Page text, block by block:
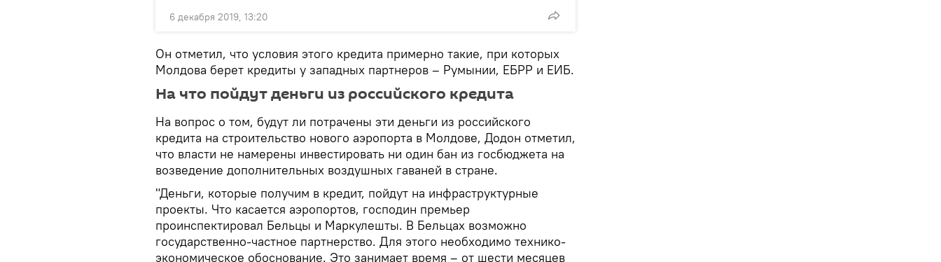
6 декабря 2019, 13:20
Он отметил, что условия этого кредита примерно такие, при которых
Молдова берет кредиты у западных партнеров – Румынии, ЕБРР и ЕИБ.
На что пойдут деньги из российского кредита
На вопрос о том, будут ли потрачены эти деньги из российского
кредита на строительство нового аэропорта в Молдове, Додон отметил,
что власти не намерены инвестировать ни один бан из госбюджета на
возведение дополнительных воздушных гаваней в стране.
"Деньги, которые получим в кредит, пойдут на инфраструктурные
проекты. Что касается аэропортов, господин премьер
проинспектировал Бельцы и Маркулешты. В Бельцах возможно
государственно-частное партнерство. Для этого необходимо технико-
экономическое обоснование. Это занимает время – от шести месяцев